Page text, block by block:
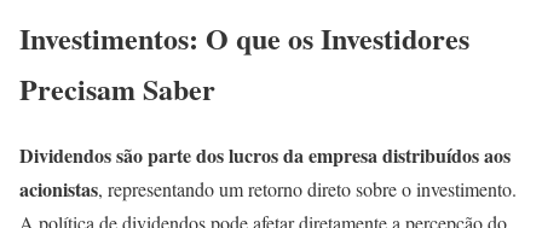
Investimentos: O que os Investidores
Precisam Saber
Dividendos são parte dos lucros da empresa distribuídos aos
acionistas, representando um retorno direto sobre o investimento.
A política de dividendos pode afetar diretamente a percepção do